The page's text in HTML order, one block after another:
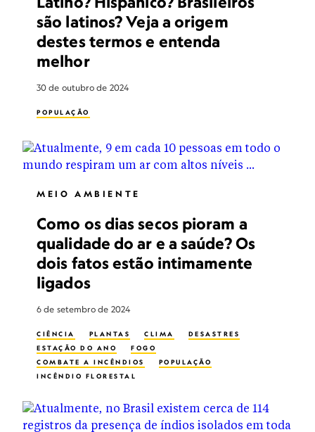
são latinos? Veja a origem
destes termos e entenda
melhor
30 de outubro de 2024
POPULAÇÃO
MEIO AMBIENTE
Como os dias secos pioram a
qualidade do ar e a saúde? Os
dois fatos estão intimamente
ligados
6 de setembro de 2024
CIÊNCIA PLANTAS CLIMA
DESASTRES
ESTAÇÃO DO ANO
FOGO
COMBATE A INCÊNDIOS
POPULAÇÃO
INCÊNDIO FLORESTAL